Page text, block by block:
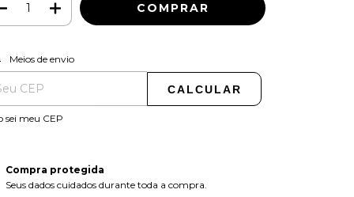
para o CEP:
Meios de envio
CALCULAR
sei meu CEP
Compra protegida
Seus dados cuidados durante toda a compra.